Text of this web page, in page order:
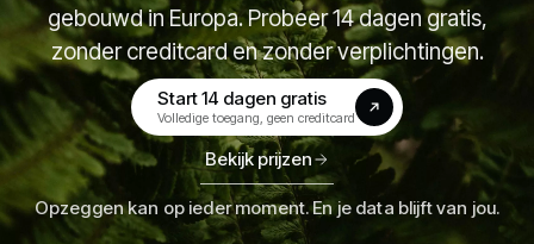
gebouwd in Europa. Probeer 14 dagen gratis,
zonder creditcard en zonder verplichtingen.
Start 14 dagen gratis
Volledige toegang, geen creditcard
(opens in a new tab)
Bekijk prijzen
Opzeggen kan op ieder moment. En je data blijft van jou.